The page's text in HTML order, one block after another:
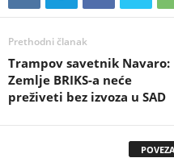
Prethodni članak
Trampov savetnik Navaro:
Zemlje BRIKS-a neće
preživeti bez izvoza u SAD